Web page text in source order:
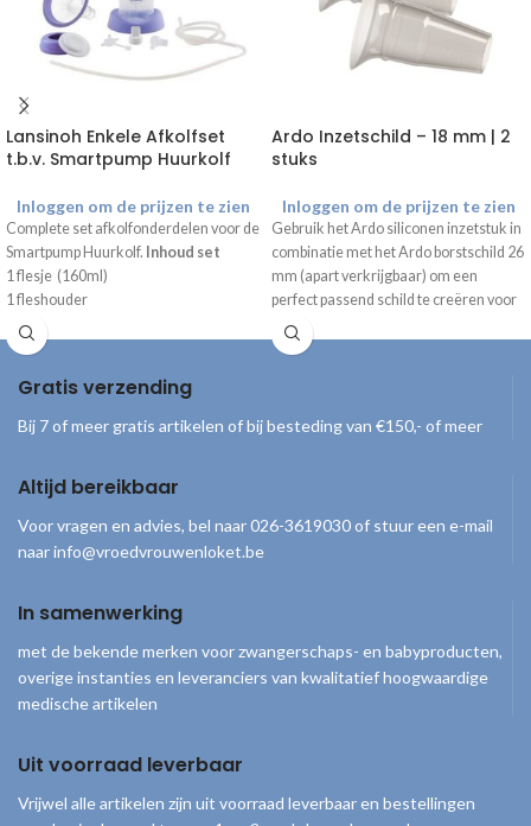
Lansinoh Enkele Afkolfset
t.b.v. Smartpump Huurkolf
Inloggen om de prijzen te zien
Complete set afkolfonderdelen voor de
Smartpump Huurkolf. Inhoud set
1 flesje (160ml)
1 fleshouder
1 borstschild 25 mm
1 borstschild 30,5 mm
membraan en membraanafdekking)
2 ventielen
1 L-connector
Ardo Inzetschild – 18 mm | 2
stuks
Inloggen om de prijzen te zien
Gebruik het Ardo siliconen inzetstuk in
combinatie met het Ardo borstschild 26
mm (apart verkrijgbaar) om een
perfect passend schild te creëren voor
de Ardo borstkolf.
Gratis verzending
Bij 7 of meer gratis artikelen of bij besteding van €150,- of meer
Altijd bereikbaar
Voor vragen en advies, bel naar 026-3619030 of stuur een e-mail
naar info@vroedvrouwenloket.be
In samenwerking
met de bekende merken voor zwangerschaps- en babyproducten,
overige instanties en leveranciers van kwalitatief hoogwaardige
medische artikelen
Uit voorraad leverbaar
Vrijwel alle artikelen zijn uit voorraad leverbaar en bestellingen